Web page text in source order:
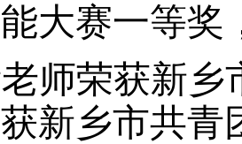
大赛一等奖
师荣获新乡
新乡市共青